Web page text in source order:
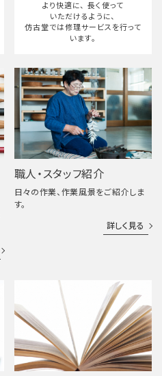
より快適に、 長く使って
いただけるように、
仿古堂では修理サービスを行って
います。
職人・スタッフ紹介
日々の作業、作業風景をご紹介しま
す。
詳しく見る